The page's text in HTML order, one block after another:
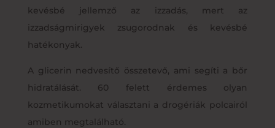
kevésbé jellemző az izzadás, mert az
izzadságmirigyek zsugorodnak és kevésbé
hatékonyak.
A glicerin nedvesítő összetevő, ami segíti a bőr
hidratálását. 60 felett érdemes olyan
kozmetikumokat választani a drogériák polcairól
amiben megtalálható.